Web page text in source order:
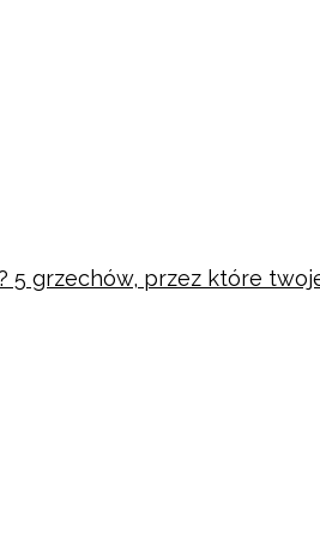
5 grzechów, przez które